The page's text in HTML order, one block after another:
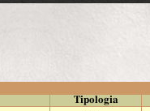
Tipologia